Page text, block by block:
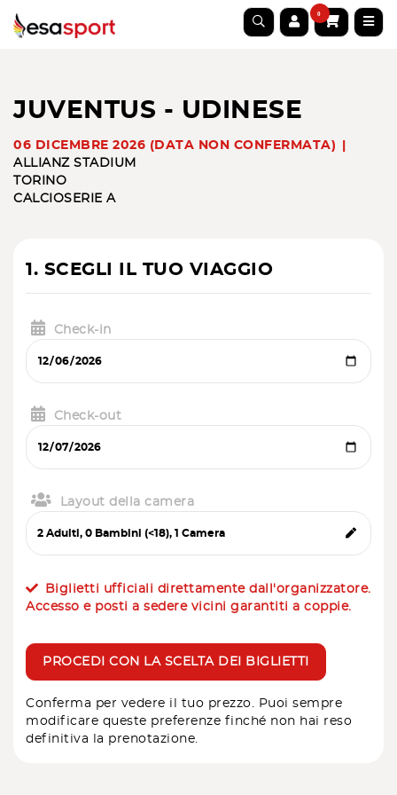
0
JUVENTUS - UDINESE
06 DICEMBRE 2026 (DATA NON CONFERMATA)
ALLIANZ STADIUM
TORINO
CALCIOSERIE A
1. SCEGLI IL TUO VIAGGIO
Check-in
Check-out
Layout della camera
Biglietti ufficiali direttamente dall'organizzatore.
Accesso e posti a sedere vicini garantiti a coppie.
PROCEDI CON LA SCELTA DEI BIGLIETTI
Conferma per vedere il tuo prezzo. Puoi sempre
modificare queste preferenze finché non hai reso
definitiva la prenotazione.